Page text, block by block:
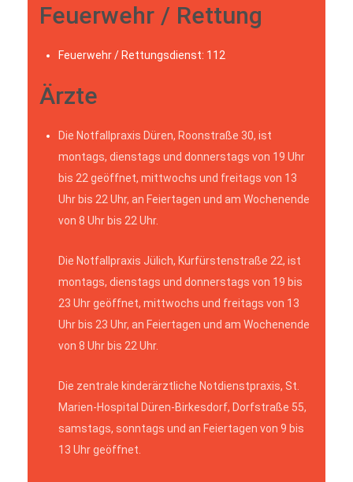
Feuerwehr / Rettung
Feuerwehr / Rettungsdienst: 112
Ärzte
Die Notfallpraxis Düren, Roonstraße 30, ist
montags, dienstags und donnerstags von 19 Uhr
bis 22 geöffnet, mittwochs und freitags von 13
Uhr bis 22 Uhr, an Feiertagen und am Wochenende
von 8 Uhr bis 22 Uhr.
Die Notfallpraxis Jülich, Kurfürstenstraße 22, ist
montags, dienstags und donnerstags von 19 bis
23 Uhr geöffnet, mittwochs und freitags von 13
Uhr bis 23 Uhr, an Feiertagen und am Wochenende
von 8 Uhr bis 22 Uhr.
Die zentrale kinderärztliche Notdienstpraxis, St.
Marien-Hospital Düren-Birkesdorf, Dorfstraße 55,
samstags, sonntags und an Feiertagen von 9 bis
13 Uhr geöffnet.